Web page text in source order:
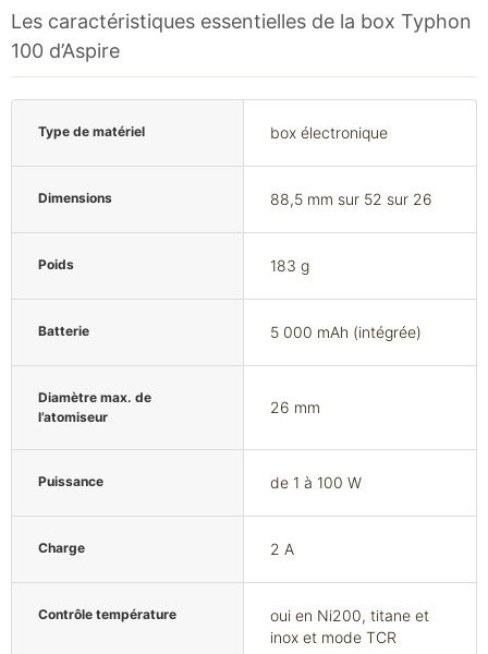
Les caractéristiques essentielles de la box Typhon
100 d’Aspire
Type de matériel box électronique
Dimensions 88,5 mm sur 52 sur 26
Poids 183 g
Batterie 5 000 mAh (intégrée)
Diamètre max. de
l’atomiseur
26 mm
Puissance de 1 à 100 W
Charge 2 A
Contrôle température
oui en Ni200, titane et
inox et mode TCR